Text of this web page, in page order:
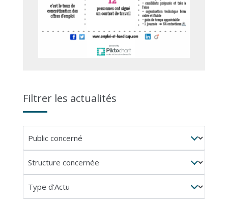
Filtrer les actualités
concerné
concernée
d'Actu